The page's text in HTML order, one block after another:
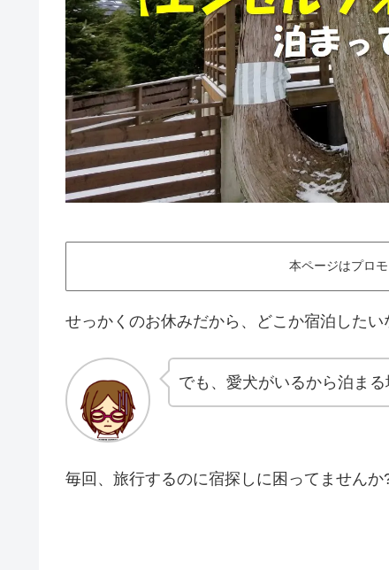
本ページはプロ
せっかくのお休みだから、どこか宿泊したい
でも、愛犬がいるから泊まる
毎回、旅行するのに宿探しに困ってませんか